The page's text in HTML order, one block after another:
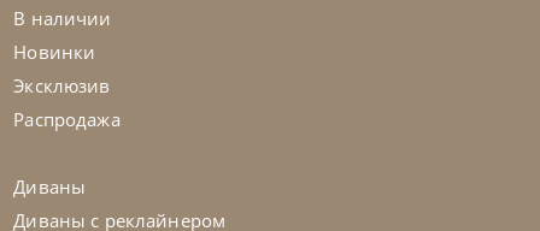
Кровать Frick
В наличии
Новинки
Эксклюзив
Распродажа
Диваны
Диваны с реклайнером